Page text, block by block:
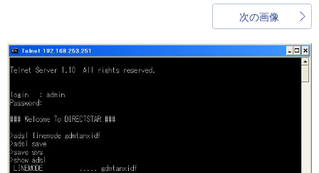
次の画像